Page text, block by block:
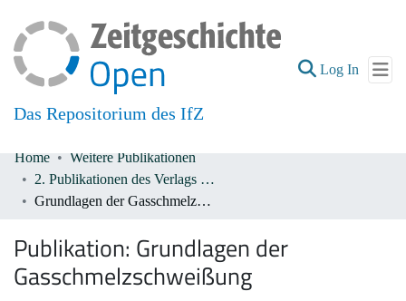
Das Repositorium des IfZ
Log In (current)
Communities & Collections
All of DSpace
Home
Weitere Publikationen
2. Publikationen des Verlags De Gruyter 1933-1945
Grundlagen der Gasschmelzschweißung
Publikation: Grundlagen der
Gasschmelzschweißung